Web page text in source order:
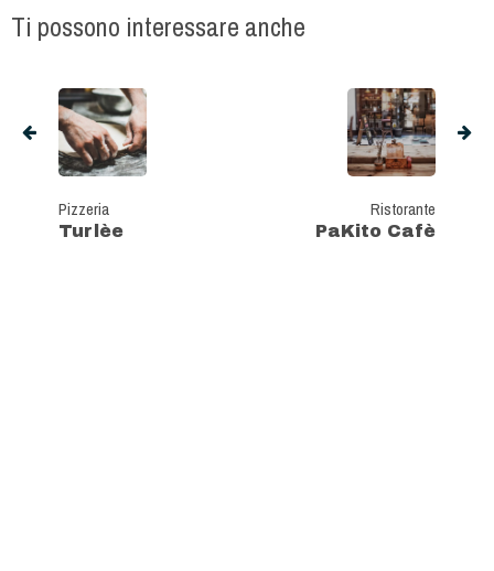
Ti possono interessare anche
Pizzeria
Turlèe
Ristorante
PaKito Cafè